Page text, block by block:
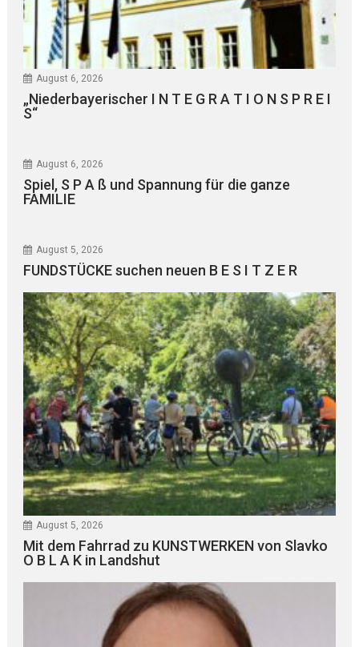
August 6, 2026
„Niederbayerischer I N T E G R A T I O N S P R E I
S“
August 6, 2026
Spiel, S P A ß und Spannung für die ganze
FAMILIE
August 5, 2026
FUNDSTÜCKE suchen neuen B E S I T Z E R
August 5, 2026
Mit dem Fahrrad zu KUNSTWERKEN von Slavko
O B L A K in Landshut